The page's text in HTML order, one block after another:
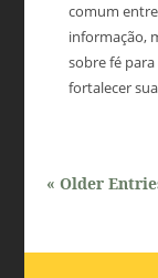
comum
informação,
sobre fé
fortalecer
« Older